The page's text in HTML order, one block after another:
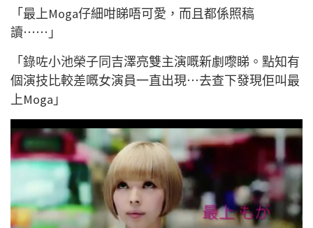
「最上Moga仔細咁睇唔可愛，而且都係照稿
讀⋯⋯」
「錄咗小池榮子同吉澤亮雙主演嘅新劇嚟睇。點知有
個演技比較差嘅女演員一直出現⋯去查下發現佢叫最
上Moga」